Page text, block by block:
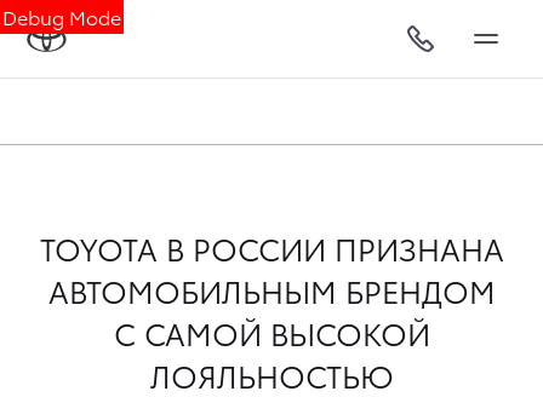
Debug Mode
TOYOTA В РОССИИ ПРИЗНАНА
АВТОМОБИЛЬНЫМ БРЕНДОМ
С САМОЙ ВЫСОКОЙ
ЛОЯЛЬНОСТЬЮ